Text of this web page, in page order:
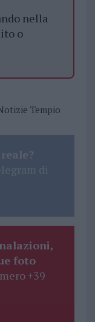
nella
o
Tempio
di
foto
+39